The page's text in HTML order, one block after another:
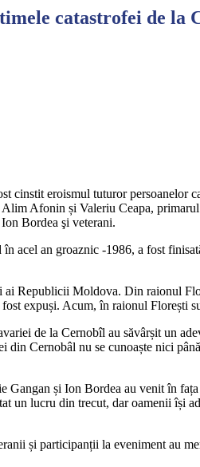
catastrofei de la
eroismul tuturor persoanelor
Afonin și Valeriu Ceapa,
Bordea şi veterani.
acel an groaznic -1986, a fost
Republicii Moldova. Din raionul
expuși. Acum, în raionul Florești
de la Cernobîl au săvârșit un
din Cernobâl nu se cunoaște nici
și Ion Bordea au venit în
un lucru din trecut, dar oamenii își
și participanții la eveniment au